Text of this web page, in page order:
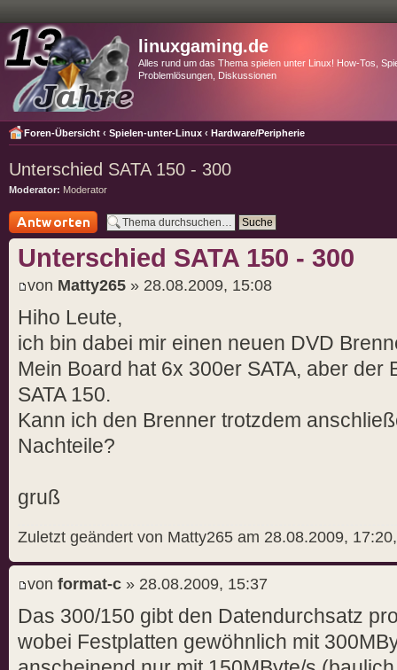
linuxgaming.de
Alles rund um das Thema spielen unter Linux! How-Tos,
Problemlösungen, Diskussionen
Foren-Übersicht ‹ Spielen-unter-Linux ‹ Hardware/Peripherie
Unterschied SATA 150 - 300
Moderator: Moderator
Antwort schreiben
Unterschied SATA 150 - 300
von Matty265 » 28.08.2009, 15:08
Hiho Leute,
ich bin dabei mir einen neuen DVD
Mein Board hat 6x 300er SATA, aber der
SATA 150.
Kann ich den Brenner trotzdem
Nachteile?
gruß
Zuletzt geändert von Matty265 am 28.08.2009,
von format-c » 28.08.2009, 15:37
Das 300/150 gibt den Datendurchsatz
wobei Festplatten gewöhnlich mit